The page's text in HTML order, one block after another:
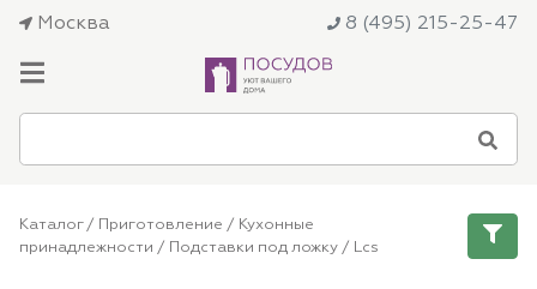
Москва 8 (495) 215-25-47
Каталог/ Приготовление / Кухонные
принадлежности / Подставки под ложку / Lcs